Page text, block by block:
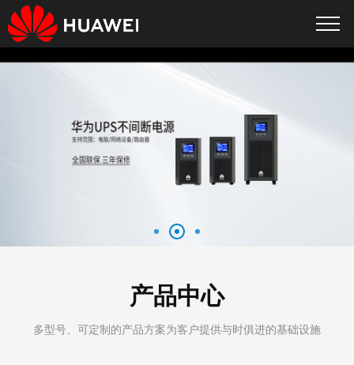
产品中心
多型号、可定制的产品方案为客户提供与时俱进的基础设施